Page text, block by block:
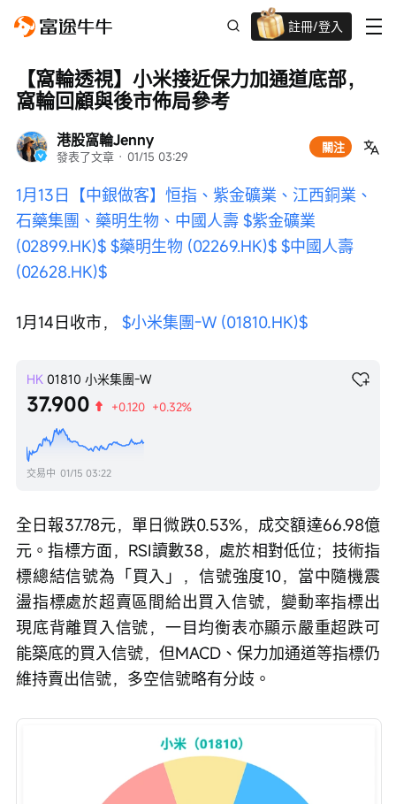
註冊/登入
迎新驚喜賞 股票/BTC等任你揀!
港股窩輪Jenny
發表了文章 · 01/15 03:29
關注
【窩輪透視】小米接近保力加通道底部，
窩輪回顧與後市佈局參考
1月13日【中銀做客】恒指、紫金礦業、江西銅業、
石藥集團、藥明生物、中國人壽 $紫金礦業
(02899.HK)$ $藥明生物 (02269.HK)$ $中國人壽
(02628.HK)$
1月14日收市， $小米集團-W (01810.HK)$
HK 01810 小米集團-W
37.900 +0.120 +0.32%
交易中 01/15 03:22
全日報37.78元，單日微跌0.53%，成交額達66.98億
元。指標方面，RSI讀數38，處於相對低位；技術指
標總結信號為「買入」，信號強度10，當中隨機震
盪指標處於超賣區間給出買入信號，變動率指標出
現底背離買入信號，一目均衡表亦顯示嚴重超跌可
能築底的買入信號，但MACD、保力加通道等指標仍
維持賣出信號，多空信號略有分歧。